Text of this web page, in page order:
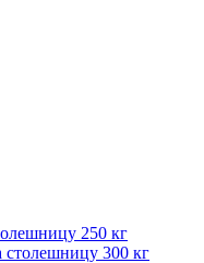
250 кг
300 кг